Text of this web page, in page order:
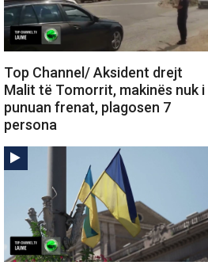
Top Channel/ Aksident drejt
Malit të Tomorrit, makinës nuk i
punuan frenat, plagosen 7
persona